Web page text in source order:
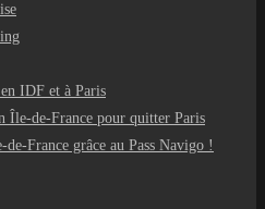
IDF et à Paris
Île-de-France pour quitter Paris
France grâce au Pass Navigo !